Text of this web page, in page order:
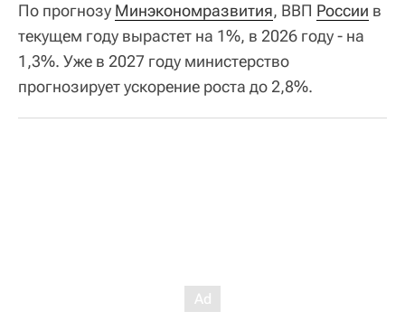
По прогнозу Минэкономразвития, ВВП России в
текущем году вырастет на 1%, в 2026 году - на
1,3%. Уже в 2027 году министерство
прогнозирует ускорение роста до 2,8%.